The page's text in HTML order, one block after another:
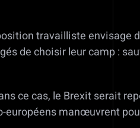
travailliste
de choisir leur camp :
ce cas, le Brexit serait
européens manœuvrent